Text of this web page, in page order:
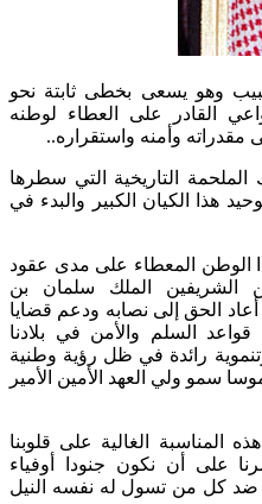
87 لوطننا الحبيب وهو يسعى بخطى ثابتة نحو
القادر على العطاء لوطنه
مقدراته وأمنه واستقراره..
الملحمة التاريخية التي سطرها
هذا الكيان الكبير والبدء في
الوطن المعطاء على مدى عقود
الشريفين الملك سلمان بن
الحق إلى نصابه ودعم قضايا
السلم والأمن في بلادنا
رائدة في ظل رؤية وطنية
سمو ولي العهد الأمين الأمير
المناسبة الغالية على قلوبنا
على أن نكون جنودا أوفياء
ضد كل من تسول له نفسه النيل